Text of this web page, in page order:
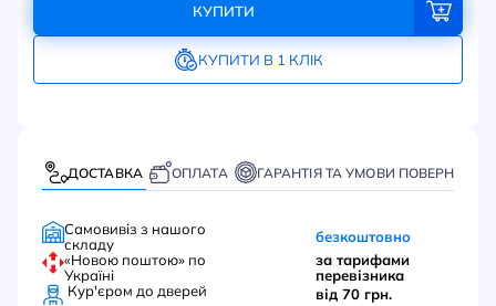
КУПИТИ
КУПИТИ В 1 КЛІК
ДОСТАВКА ОПЛАТА ГАРАНТІЯ ТА УМОВИ ПОВЕРНЕННЯ
Самовивіз з нашого
складу
безкоштовно
«Новою поштою» по
Україні
за тарифами
перевізника
Кур'єром до дверей від 70 грн.